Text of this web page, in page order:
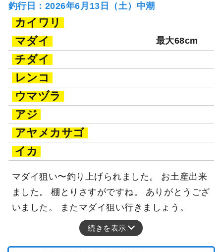
釣行日：2026年6月13日（土）中潮
カイワリ
マダイ
最大68cm
チダイ
レンコ
ウマヅラ
アジ
アヤメカサゴ
イカ
マダイ狙い〜釣り上げられました。 お土産出来
ました。 棚とりさすがですね。 ありがとうござ
いました。 またマダイ狙い行きましょう。
続きを表示